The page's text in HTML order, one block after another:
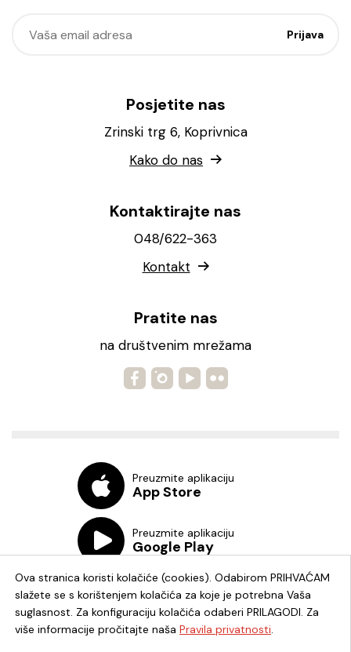
Posjetite nas
Zrinski trg 6, Koprivnica
Kako do nas
Kontaktirajte nas
048/622-363
Kontakt
Pratite nas
na društvenim mrežama
Preuzmite aplikaciju
App Store
Preuzmite aplikaciju
Google Play
Ova stranica koristi kolačiće (cookies). Odabirom PRIHVAĆAM
slažete se s korištenjem kolačića za koje je potrebna Vaša
suglasnost. Za konfiguraciju kolačića odaberi PRILAGODI. Za
više informacije pročitajte naša Pravila privatnosti.